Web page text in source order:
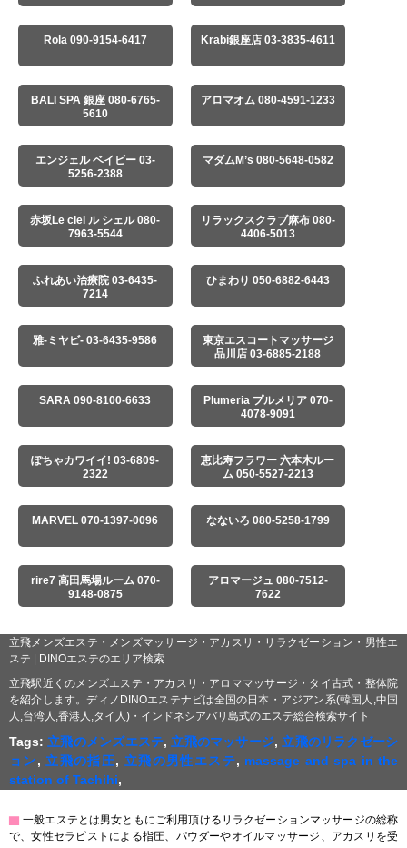
Rola 090-9154-6417 Krabi銀座店 03-3835-4611
BALI SPA 銀座 080-6765-
5610
アロマオム 080-4591-1233
エンジェル ベイビー 03-
5256-2388
マダムM’s 080-5648-0582
赤坂Le ciel ル シェル 080-
7963-5544
リラックスクラブ麻布 080-
4406-5013
ふれあい治療院 03-6435-
7214
ひまわり 050-6882-6443
雅-ミヤビ- 03-6435-9586
東京エスコートマッサージ
品川店 03-6885-2188
SARA 090-8100-6633
Plumeria プルメリア 070-
4078-9091
ぽちゃカワイイ! 03-6809-
2322
恵比寿フラワー 六本木ルー
ム 050-5527-2213
MARVEL 070-1397-0096 なないろ 080-5258-1799
rire7 高田馬場ルーム 070-
9148-0875
アロマージュ 080-7512-
7622
立飛メンズエステ・メンズマッサージ・アカスリ・リラクゼーション・男性エ
ステ | DINOエステのエリア検索
立飛駅近くのメンズエステ・アカスリ・アロママッサージ・タイ古式・整体院
を紹介します。ディノDINOエステナビは全国の日本・アジアン系(韓国人,中国
人,台湾人,香港人,タイ人)・インドネシアバリ島式のエステ総合検索サイト
Tags:立飛のメンズエステ,立飛のマッサージ,立飛のリラクゼーシ
ョン,立飛の指圧, 立飛の男性エステ, massage and spa in the
station of Tachihi,
▇ 一般エステとは男女ともにご利用頂けるリラクゼーションマッサージの総称
で、女性セラピストによる指圧、パウダーやオイルマッサージ、アカスリを受